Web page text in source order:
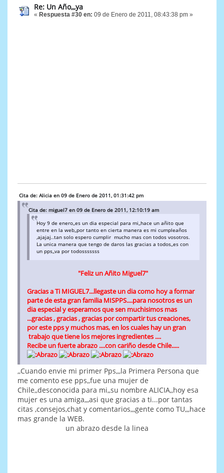
Re: Un Año,,,ya
« Respuesta #30 en: 09 de Enero de 2011, 08:43:38 pm »
Cita de: Alicia en 09 de Enero de 2011, 01:31:42 pm
Cita de: miguel7 en 09 de Enero de 2011, 12:10:19 am
Hoy 9 de enero,,es un dia especial para mi,,hace un añito que
entre en la web,,por tanto en cierta manera es mi cumpleaños
,ajajaj..tan solo espero cumplir mucho mas con todos vosotros.
La unica manera que tengo de daros las gracias a todos,,es con
un pps,,va por todosssssss
"Feliz un Añito Miguel7"
Gracias a Ti MIGUEL7...llegaste un dia como hoy a formar
parte de esta gran familia MISPPS....para nosotros es un
dia especial y esperamos que sen muchisimos mas
...gracias , gracias , gracias por compartir tus creaciones,
por este pps y muchos mas, en los cuales hay un gran
trabajo que tiene los mejores ingredientes ....
Recibe un fuerte abrazo ....con cariño desde Chile.....
,,Cuando envie mi primer Pps,,,la Primera Persona que
me comento ese pps,,fue una mujer de
Chile,,desconocida para mi,,su nombre ALICIA,,hoy esa
mujer es una amiga,,,asi que gracias a ti...por tantas
citas ,consejos,chat y comentarios,,,gente como TU,,,hace
mas grande la WEB.
un abrazo desde la linea